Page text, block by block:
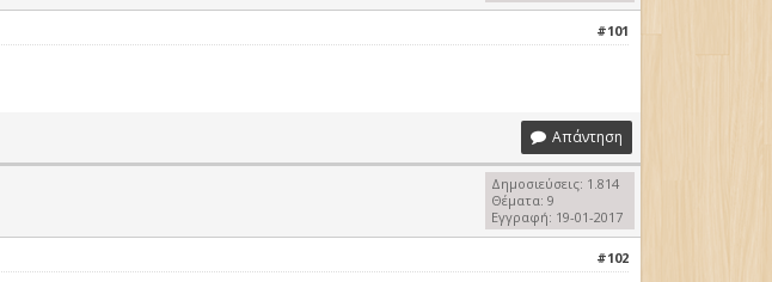
#101
Απάντηση
Δημοσιεύσεις: 1.814
Θέματα: 9
Εγγραφή: 19-01-2017
#102